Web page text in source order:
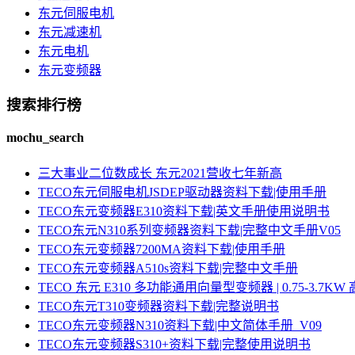
东元伺服电机
东元减速机
东元电机
东元变频器
搜索排行榜
mochu_search
三大事业二位数成长 东元2021营收七年新高
TECO东元伺服电机JSDEP驱动器资料下载|使用手册
TECO东元变频器E310资料下载|英文手册使用说明书
TECO东元N310系列变频器资料下载|完整中文手册V05
TECO东元变频器7200MA资料下载|使用手册
TECO东元变频器A510s资料下载|完整中文手册
TECO 东元 E310 多功能通用向量型变频器 | 0.75-3.7KW
TECO东元T310变频器资料下载|完整说明书
TECO东元变频器N310资料下载|中文简体手册_V09
TECO东元变频器S310+资料下载|完整使用说明书